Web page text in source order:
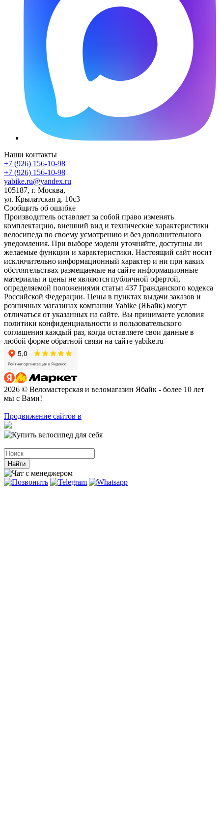
Наши контакты
+7 (926) 156-10-98
+7 (926) 156-10-98
yabike.ru@yandex.ru
105187, г. Москва,
ул. Крылатская д. 10с3
Сообщить об ошибке
Производитель оставляет за собой право изменять
комплектацию, внешний вид и технические характеристики
велосипеда по своему усмотрению и без дополнительного
уведомления. При выборе модели уточняйте, доступны ли
желаемые функции и характеристики. Настоящий сайт носит
исключительно информационный характер и ни при каких
обстоятельствах размещаемые на сайте информационные
материалы и цены не являются публичной офертой,
определяемой положениями статьи 437 Гражданского кодекса
Российской Федерации. Цены в пунктах выдачи заказов и
розничных магазинах компании Yabike (ЯБайк) могут
отличаться от указанных на сайте. Вы принимаете условия
политики конфиденциальности и пользовательского
соглашения каждый раз, когда оставляете свои данные в
любой форме обратной связи на сайте yabike.ru
2026 © Веломастерская и веломагазин Ябайк - более 10 лет
мы с Вами!
Продвижение сайтов в
Найти